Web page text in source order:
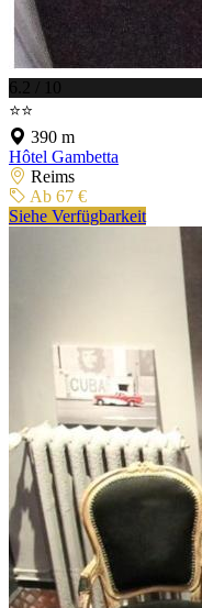
6.2 / 10
⭐⭐
390 m
Hôtel Gambetta
Reims
Ab 67 €
Siehe Verfügbarkeit